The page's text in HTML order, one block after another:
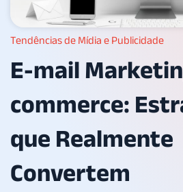
Tendências de Mídia e Publicidade
E-mail
commerce:
que Realmente
Convertem